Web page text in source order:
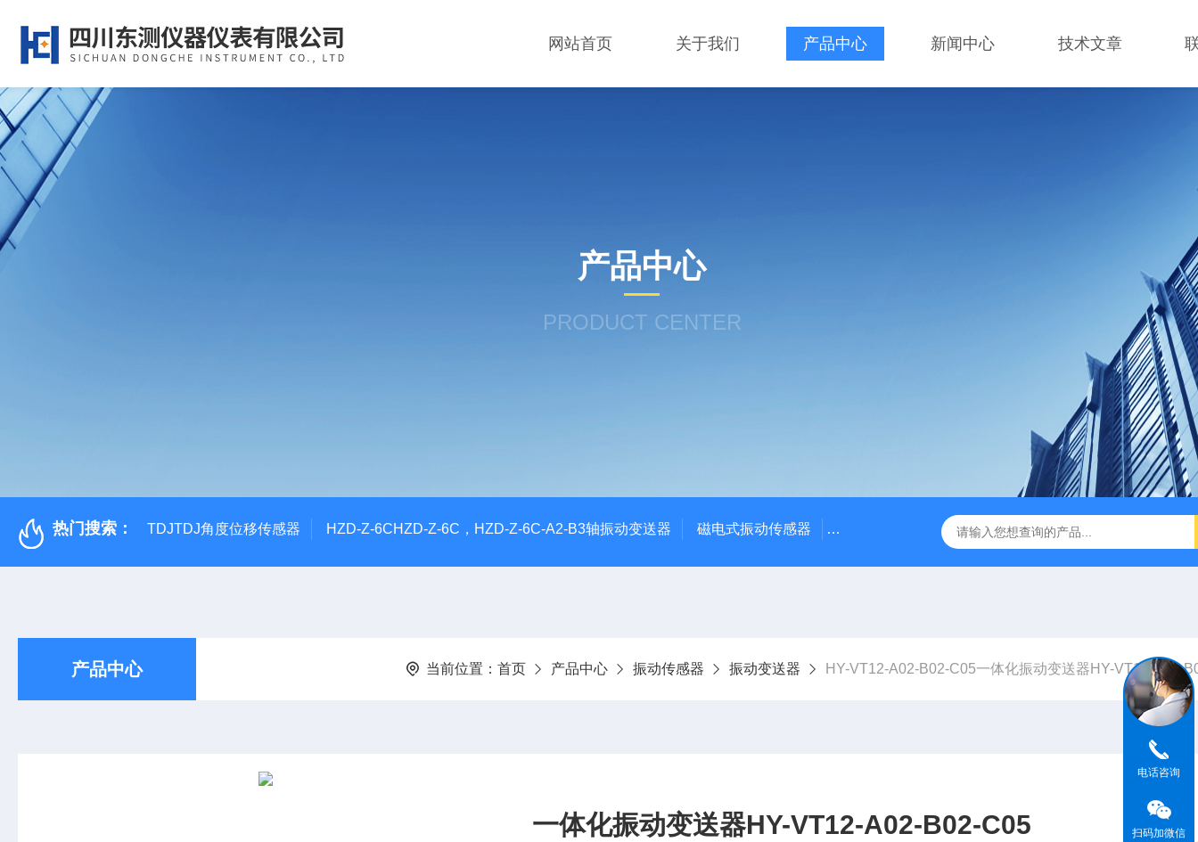
网站首页 关于我们 产品中心 新闻中心 技术文章
产品中心
PRODUCT CENTER
热门搜索： TDJTDJ角度位移传感器 HZD-Z-6CHZD-Z-6C，HZD-Z-6C-A2-B3轴振动变送器 磁电式振动传感器 NE3100电涡流位移传感器 三轴振动传感器 加速度
产品中心 当前位置： 首页 产品中心 振动传感器 振动变送器 HY-VT12-A02-B02-C05一体化振动变送器HY-VT12-A02-
一体化振动变送器HY-VT12-A02-B02-C05
电话咨询
扫码加微信